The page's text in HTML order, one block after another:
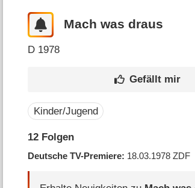
Mach was draus
D 1978
Kinder/Jugend
12 Folgen
Deutsche TV-Premiere 18.03.1978ZDF